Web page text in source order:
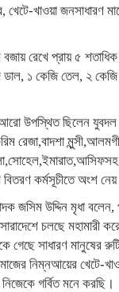
খেটে-খাওয়া জনসাধারণ
রেখে প্রায় ৫
ডাল, ১ কেজি তেল, ২
আরো উপস্থিত ছিলেন
রেজা,বাদশা
কর্মসূচীতে অংশ
জসিম উদ্দিন মৃধা
চলছে মহামারী
গেছে সাধারণ মানুষের
নিম্নআয়ের খেটে-
গর্বিত মনে করছি।